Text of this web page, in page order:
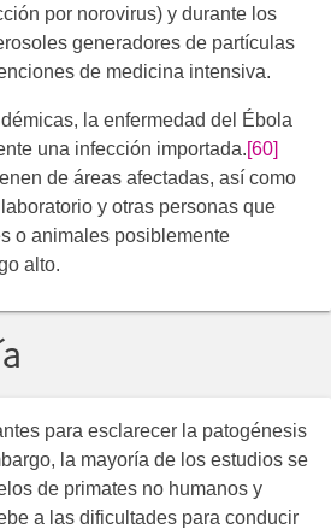
por norovirus) y durante los
generadores de partículas
de medicina intensiva.
la enfermedad del Ébola
una infección importada.[60]
de áreas afectadas, así como
y otras personas que
o animales posiblemente
alto.
para esclarecer la patogénesis
la mayoría de los estudios se
de primates no humanos y
a las dificultades para conducir